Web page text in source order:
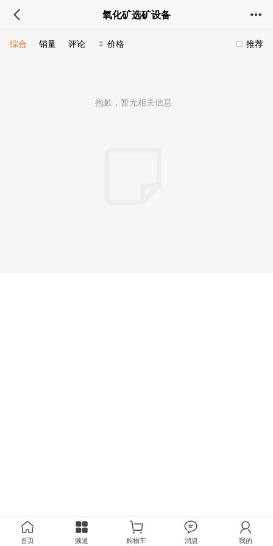
氧化矿选矿设备
推荐
综合 销量 评论 价格
抱歉，暂无相关信息
首页 频道 购物车 消息 我的